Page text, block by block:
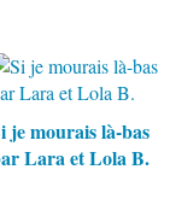
je mourais là-bas
Lara et Lola B.